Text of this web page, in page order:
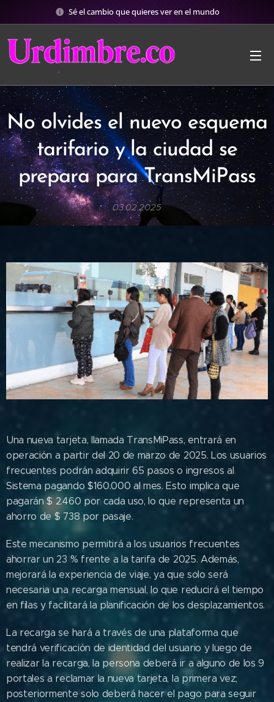
Sé el cambio que quieres ver en el mundo
No olvides el nuevo esquema
tarifario y la ciudad se
prepara para TransMiPass
03.02.2025
Una nueva tarjeta, llamada TransMiPass, entrará en
operación a partir del 20 de marzo de 2025. Los usuarios
frecuentes podrán adquirir 65 pasos o ingresos al
Sistema pagando $160.000 al mes. Esto implica que
pagarán $ 2.460 por cada uso, lo que representa un
ahorro de $ 738 por pasaje.
Este mecanismo permitirá a los usuarios frecuentes
ahorrar un 23 % frente a la tarifa de 2025. Además,
mejorará la experiencia de viaje, ya que solo será
necesaria una recarga mensual, lo que reducirá el tiempo
en filas y facilitará la planificación de los desplazamientos.
La recarga se hará a través de una plataforma que
tendrá verificación de identidad del usuario y luego de
realizar la recarga, la persona deberá ir a alguno de los 9
portales a reclamar la nueva tarjeta, la primera vez;
posteriormente solo deberá hacer el pago para seguir